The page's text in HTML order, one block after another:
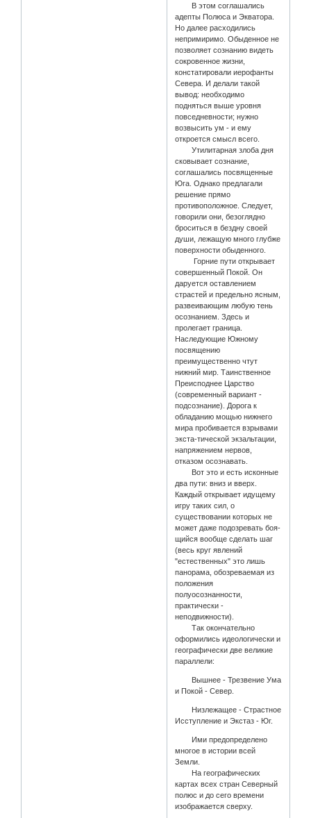
В этом соглашались
адепты Полюса и Экватора.
Но далее расходились
непримиримо. Обыденное не
позволяет сознанию видеть
сокровенное жизни,
констатировали иерофанты
Севера. И делали такой
вывод: необходимо
подняться выше уровня
повседневности; нужно
возвысить ум - и ему
откроется смысл всего.
Утилитарная злоба дня
сковывает сознание,
соглашались посвященные
Юга. Однако предлагали
решение прямо
противоположное. Следует,
говорили они, безоглядно
броситься в бездну своей
души, лежащую много глубже
поверхности обыденного.
Горние пути открывает
совершенный Покой. Он
даруется оставлением
страстей и предельно ясным,
развеивающим любую тень
осознанием. Здесь и
пролегает граница.
Наследующие Южному
посвящению
преимущественно чтут
нижний мир. Таинственное
Преисподнее Царство
(современный вариант -
подсознание). Дорога к
обладанию мощью нижнего
мира пробивается взрывами
экста-тической экзальтации,
напряжением нервов,
отказом осознавать.
Вот это и есть исконные
два пути: вниз и вверх.
Каждый открывает идущему
игру таких сил, о
существовании которых не
может даже подозревать боя-
щийся вообще сделать шаг
(весь круг явлений
"естественных" это лишь
панорама, обозреваемая из
положения
полуосознанности,
практически -
неподвижности).
Так окончательно
оформились идеологически и
географически две великие
параллели:
Вышнее - Трезвение Ума
и Покой - Север.
Низлежащее - Страстное
Исступление и Экстаз - Юг.
Ими предопределено
многое в истории всей
Земли.
На географических
картах всех стран Северный
полюс и до сего времени
изображается сверху.